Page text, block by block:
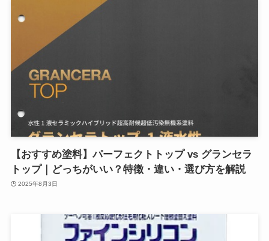
【おすすめ塗料】パーフェクトトップ vs グランセラ
トップ｜どっちがいい？特徴・違い・選び方を解説
2025年8月3日